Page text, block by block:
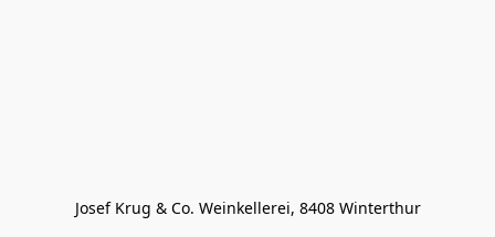
Josef Krug & Co. Weinkellerei, 8408 Winterthur